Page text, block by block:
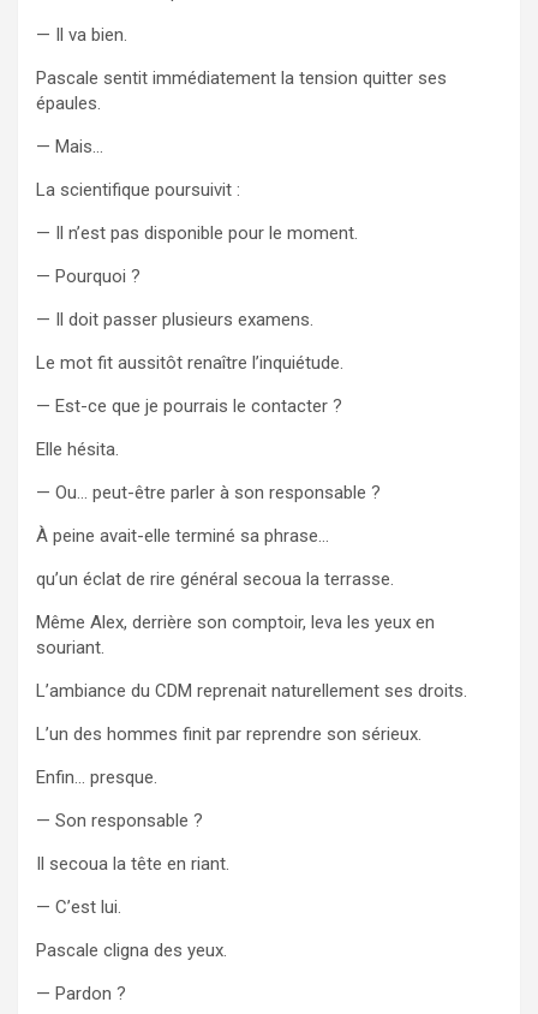
— Il va bien.
Pascale sentit immédiatement la tension quitter ses
épaules.
— Mais…
La scientifique poursuivit :
— Il n’est pas disponible pour le moment.
— Pourquoi ?
— Il doit passer plusieurs examens.
Le mot fit aussitôt renaître l’inquiétude.
— Est-ce que je pourrais le contacter ?
Elle hésita.
— Ou… peut-être parler à son responsable ?
À peine avait-elle terminé sa phrase…
qu’un éclat de rire général secoua la terrasse.
Même Alex, derrière son comptoir, leva les yeux en
souriant.
L’ambiance du CDM reprenait naturellement ses droits.
L’un des hommes finit par reprendre son sérieux.
Enfin… presque.
— Son responsable ?
Il secoua la tête en riant.
— C’est lui.
Pascale cligna des yeux.
— Pardon ?